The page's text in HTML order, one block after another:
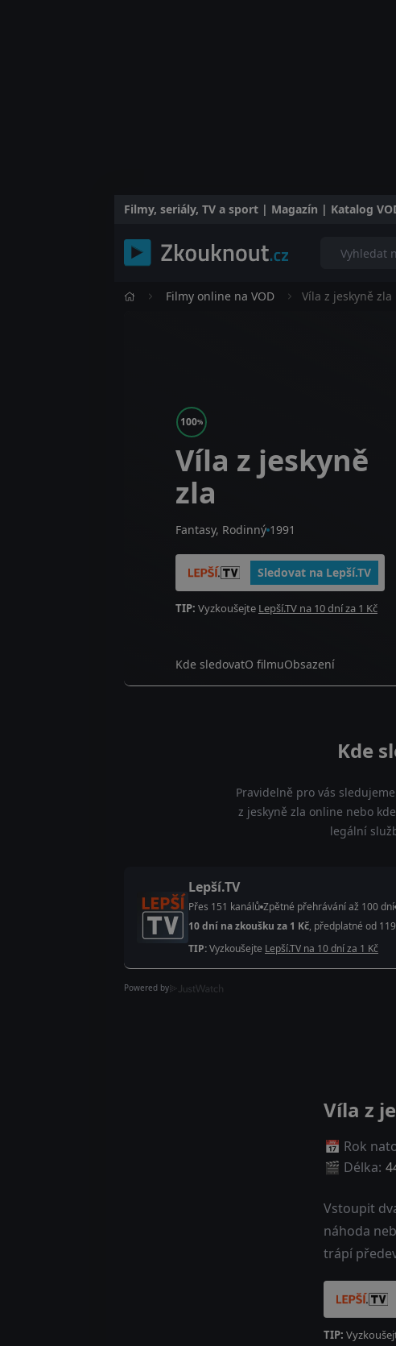
Filmy, seriály, TV a sport | Magazín | Katalog
Filmy online na VOD Víla z jeskyně zla
100%
Víla z jeskyně
zla
Fantasy, Rodinný 1991
Sledovat na Lepší.TV
TIP: Vyzkoušejte Lepší.TV na 10 dní za 1 Kč
Kde sledovatO filmuObsazení
Kde
Pravidelně pro vás
z jeskyně zla online nebo
legální
Lepší.TV
Přes 151 kanálů Zpětné přehrávání až 100 dní
10 dní na zkoušku za 1 Kč, předplatné od
TIP:Vyzkoušejte Lepší.TV na 10 dní za 1 Kč
Powered by
Víla z
📅 Rok
🎬 Délka:
Vstoupit
náhoda
trápí
TIP: